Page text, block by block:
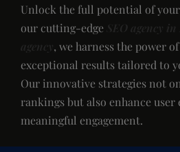
Unlock the full potential of
our cutting-edge SEO agency
agency, we harness the power
exceptional results tailored to
Our innovative strategies not
rankings but also enhance
meaningful engagement.